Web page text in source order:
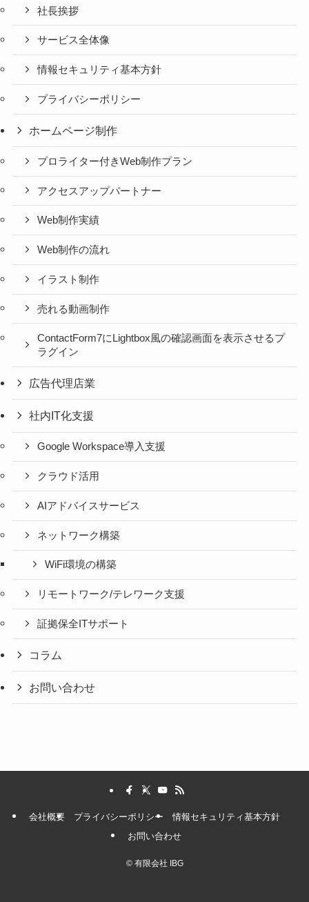
社長挨拶
サービス全体像
情報セキュリティ基本方針
プライバシーポリシー
ホームページ制作
プロライター付きWeb制作プラン
アクセスアップパートナー
Web制作実績
Web制作の流れ
イラスト制作
売れる動画制作
ContactForm7にLightbox風の確認画面を表示させるプ
ラグイン
広告代理店業
社内IT化支援
Google Workspace導入支援
クラウド活用
AIアドバイスサービス
ネットワーク構築
WiFi環境の構築
リモートワーク/テレワーク支援
証拠保全ITサポート
コラム
お問い合わせ
会社概要 プライバシーポリシー
情報セキュリティ基本方針
お問い合わせ
©有限会社 IBG